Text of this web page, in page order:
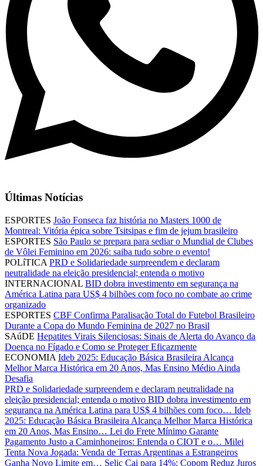
Últimas Notícias
ESPORTES João Fonseca faz história no Masters 1000 de
Montreal: Vitória épica sobre Tsitsipas e fim de jejum brasileiro
ESPORTES São Paulo se prepara para sediar o Mundial de Clubes
de Vôlei Feminino em 2026: saiba tudo sobre o evento!
POLíTICA PRD e Solidariedade surpreendem e declaram
neutralidade na eleição presidencial; entenda o motivo
INTERNACIONAL BID dobra investimento em segurança na
América Latina para US$ 4 bilhões com foco no combate ao crime
organizado
ESPORTES CBF Confirma Paralisação Total do Futebol Brasileiro
Durante a Copa do Mundo Feminina de 2027 no Brasil
SAúDE Hepatites Virais Silenciosas: Sinais de Alerta do Avanço da
Doença no Fígado e Como se Proteger Eficazmente
ECONOMIA Ideb 2025: Educação Básica Brasileira Alcança
Melhor Marca Histórica em 20 Anos, Mas Ensino Médio Ainda
Desafia
PRD e Solidariedade surpreendem e declaram neutralidade na
eleição presidencial; entenda o motivo BID dobra investimento em
segurança na América Latina para US$ 4 bilhões com foco… Ideb
2025: Educação Básica Brasileira Alcança Melhor Marca Histórica
em 20 Anos, Mas Ensino… Lei do Frete Mínimo Garante
Pagamento Justo a Caminhoneiros: Entenda o CIOT e o… Milei
Tenta Nova Jogada: Venda de Terras Argentinas a Estrangeiros
Ganha Novo Limite em… Selic Cai para 14%: Copom Reduz Juros